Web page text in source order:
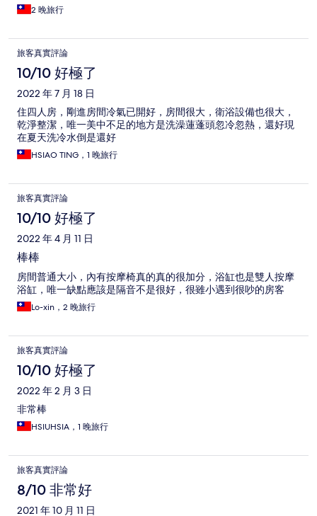
2 晚旅行
旅客真實評論
10/10 好極了
2022 年 7 月 18 日
住四人房，剛進房間冷氣已開好，房間很大，衛浴設備也很大，
乾淨整潔，唯一美中不足的地方是洗澡蓮蓬頭忽冷忽熱，還好現
在夏天洗冷水倒是還好
HSIAO TING，1 晚旅行
旅客真實評論
10/10 好極了
2022 年 4 月 11 日
棒棒
房間普通大小，內有按摩椅真的真的很加分，浴缸也是雙人按摩
浴缸，唯一缺點應該是隔音不是很好，很雖小遇到很吵的房客
Lo-xin，2 晚旅行
旅客真實評論
10/10 好極了
2022 年 2 月 3 日
非常棒
HSIUHSIA，1 晚旅行
旅客真實評論
8/10 非常好
2021 年 10 月 11 日